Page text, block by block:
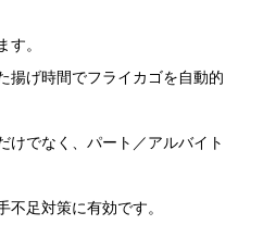
す。
揚げ時間でフライカゴを自動的
けでなく、パート／アルバイト
足対策に有効です。